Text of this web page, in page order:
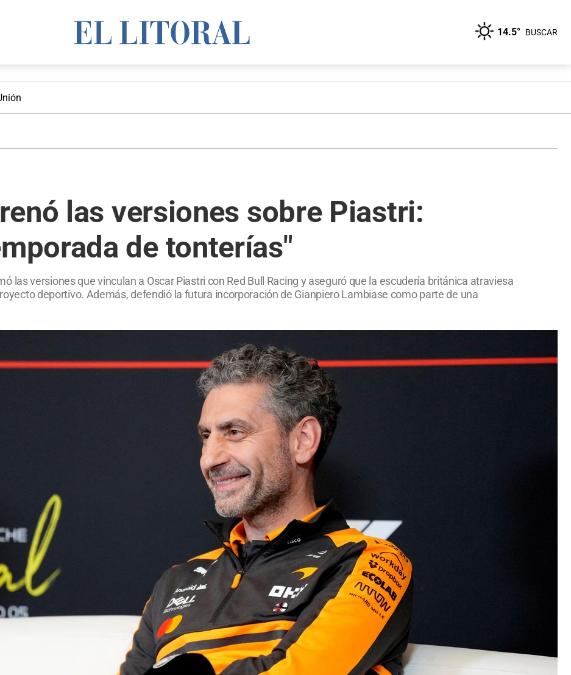
14.5° BUSCAR
las versiones sobre Piastri:
de tonterías"
las versiones que vinculan a Oscar Piastri con Red Bull Racing y aseguró que la escudería británica atraviesa
deportivo. Además, defendió la futura incorporación de Gianpiero Lambiase como parte de una